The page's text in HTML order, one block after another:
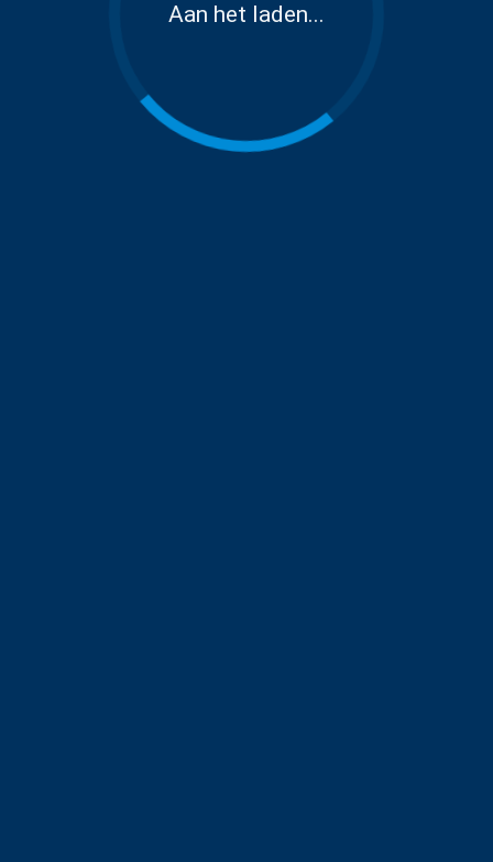
Aan het laden...